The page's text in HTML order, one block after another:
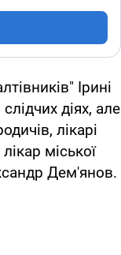
Ірині
діях, але
лікарі
міської
Дем'янов.